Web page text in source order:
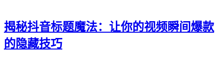
实际购买
热门短视频
电子邮件营销
揭秘抖音标题魔法：让你的视频瞬间爆款
的隐藏技巧